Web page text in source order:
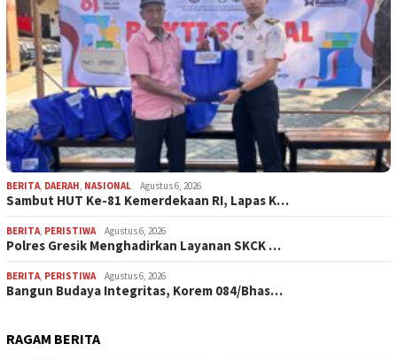
BERITA, DAERAH, NASIONAL Agustus 6, 2026
Sambut HUT Ke-81 Kemerdekaan RI, Lapas K…
BERITA, PERISTIWA Agustus 6, 2026
Polres Gresik Menghadirkan Layanan SKCK …
BERITA, PERISTIWA Agustus 6, 2026
Bangun Budaya Integritas, Korem 084/Bhas…
RAGAM BERITA